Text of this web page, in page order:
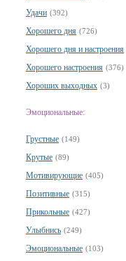
Удачи (392)
Хорошего дня (726)
Хорошего дня и настроения
Хорошего настроения (376)
Хороших выходных (3)
Эмоциональные:
Грустные (149)
Крутые (89)
Мотивирующие (405)
Позитивные (315)
Прикольные (427)
Улыбнись (249)
Эмоциональные (103)